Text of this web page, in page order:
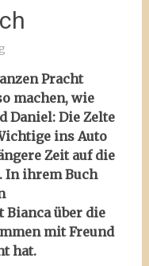
Pracht
machen, wie
Daniel: Die Zelte
ins Auto
Zeit auf die
In ihrem Buch
Bianca über die
mit Freund
hat.